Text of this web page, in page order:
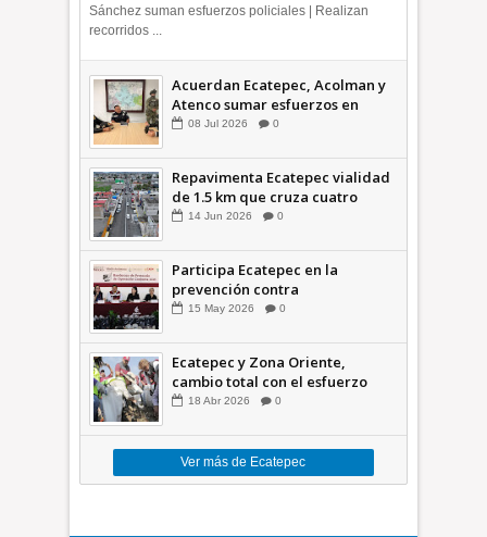
Sánchez suman esfuerzos policiales | Realizan
recorridos ...
Acuerdan Ecatepec, Acolman y
Atenco sumar esfuerzos en
seguridad
08 Jul 2026 0
Repavimenta Ecatepec vialidad
de 1.5 km que cruza cuatro
comunidades +Video
14 Jun 2026 0
Participa Ecatepec en la
prevención contra
inundaciones en el Valle de
15 May 2026 0
Ecatepec y Zona Oriente,
cambio total con el esfuerzo
conjunto: Azucena; retiran 21
18 Abr 2026 0
Ver más de Ecatepec